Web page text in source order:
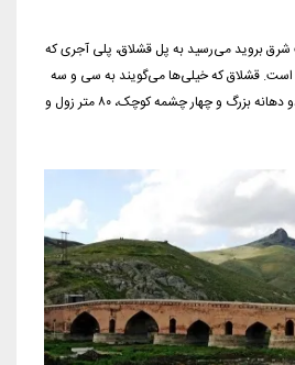
شرق بروید می‌رسید به پل قشلاق، پلی آجری که
است. قشلاق که خیلی‌ها می‌گویند به سی و سه
پل اصفهان بی‌شباهت نیست دو دهانه بزرگ و چهار چشمه کوچک، ۸۰ متر زول و